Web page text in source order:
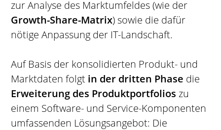
zur Analyse des Marktumfeldes (wie der
Growth-Share-Matrix) sowie die dafür
nötige Anpassung der IT-Landschaft.
Auf Basis der konsolidierten Produkt- und
Marktdaten folgt in der dritten Phase die
Erweiterung des Produktportfolios zu
einem Software- und Service-Komponenten
umfassenden Lösungsangebot: Die